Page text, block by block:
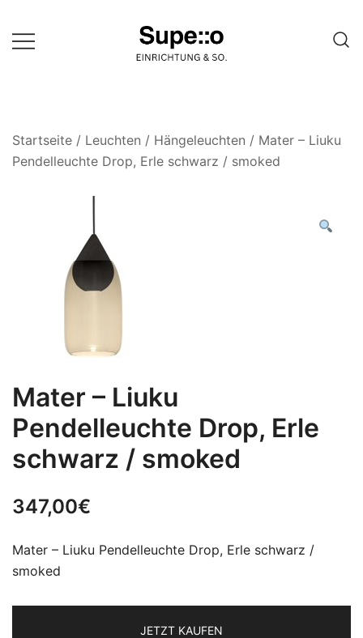
zum
Inhalt
einer Website
Startseite / Leuchten / Hängeleuchten / Mater – Liuku
Pendelleuchte Drop, Erle schwarz / smoked
Mater – Liuku
Pendelleuchte Drop, Erle
schwarz / smoked
347,00€
Mater – Liuku Pendelleuchte Drop, Erle schwarz /
smoked
JETZT KAUFEN